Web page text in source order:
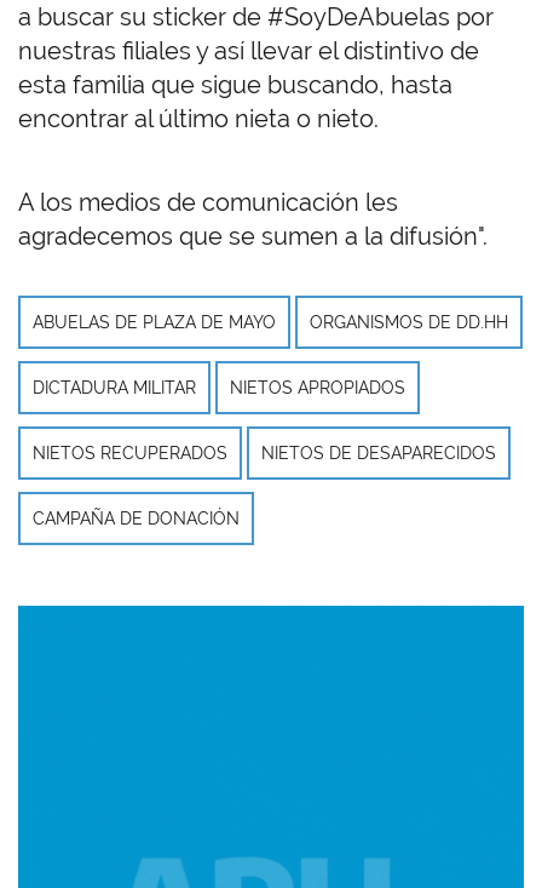
a buscar su sticker de #SoyDeAbuelas por
nuestras filiales y así llevar el distintivo de
esta familia que sigue buscando, hasta
encontrar al último nieta o nieto.
A los medios de comunicación les
agradecemos que se sumen a la difusión".
ABUELAS DE PLAZA DE MAYO ORGANISMOS DE DD.HH
DICTADURA MILITAR NIETOS APROPIADOS
NIETOS RECUPERADOS NIETOS DE DESAPARECIDOS
CAMPAÑA DE DONACIÓN